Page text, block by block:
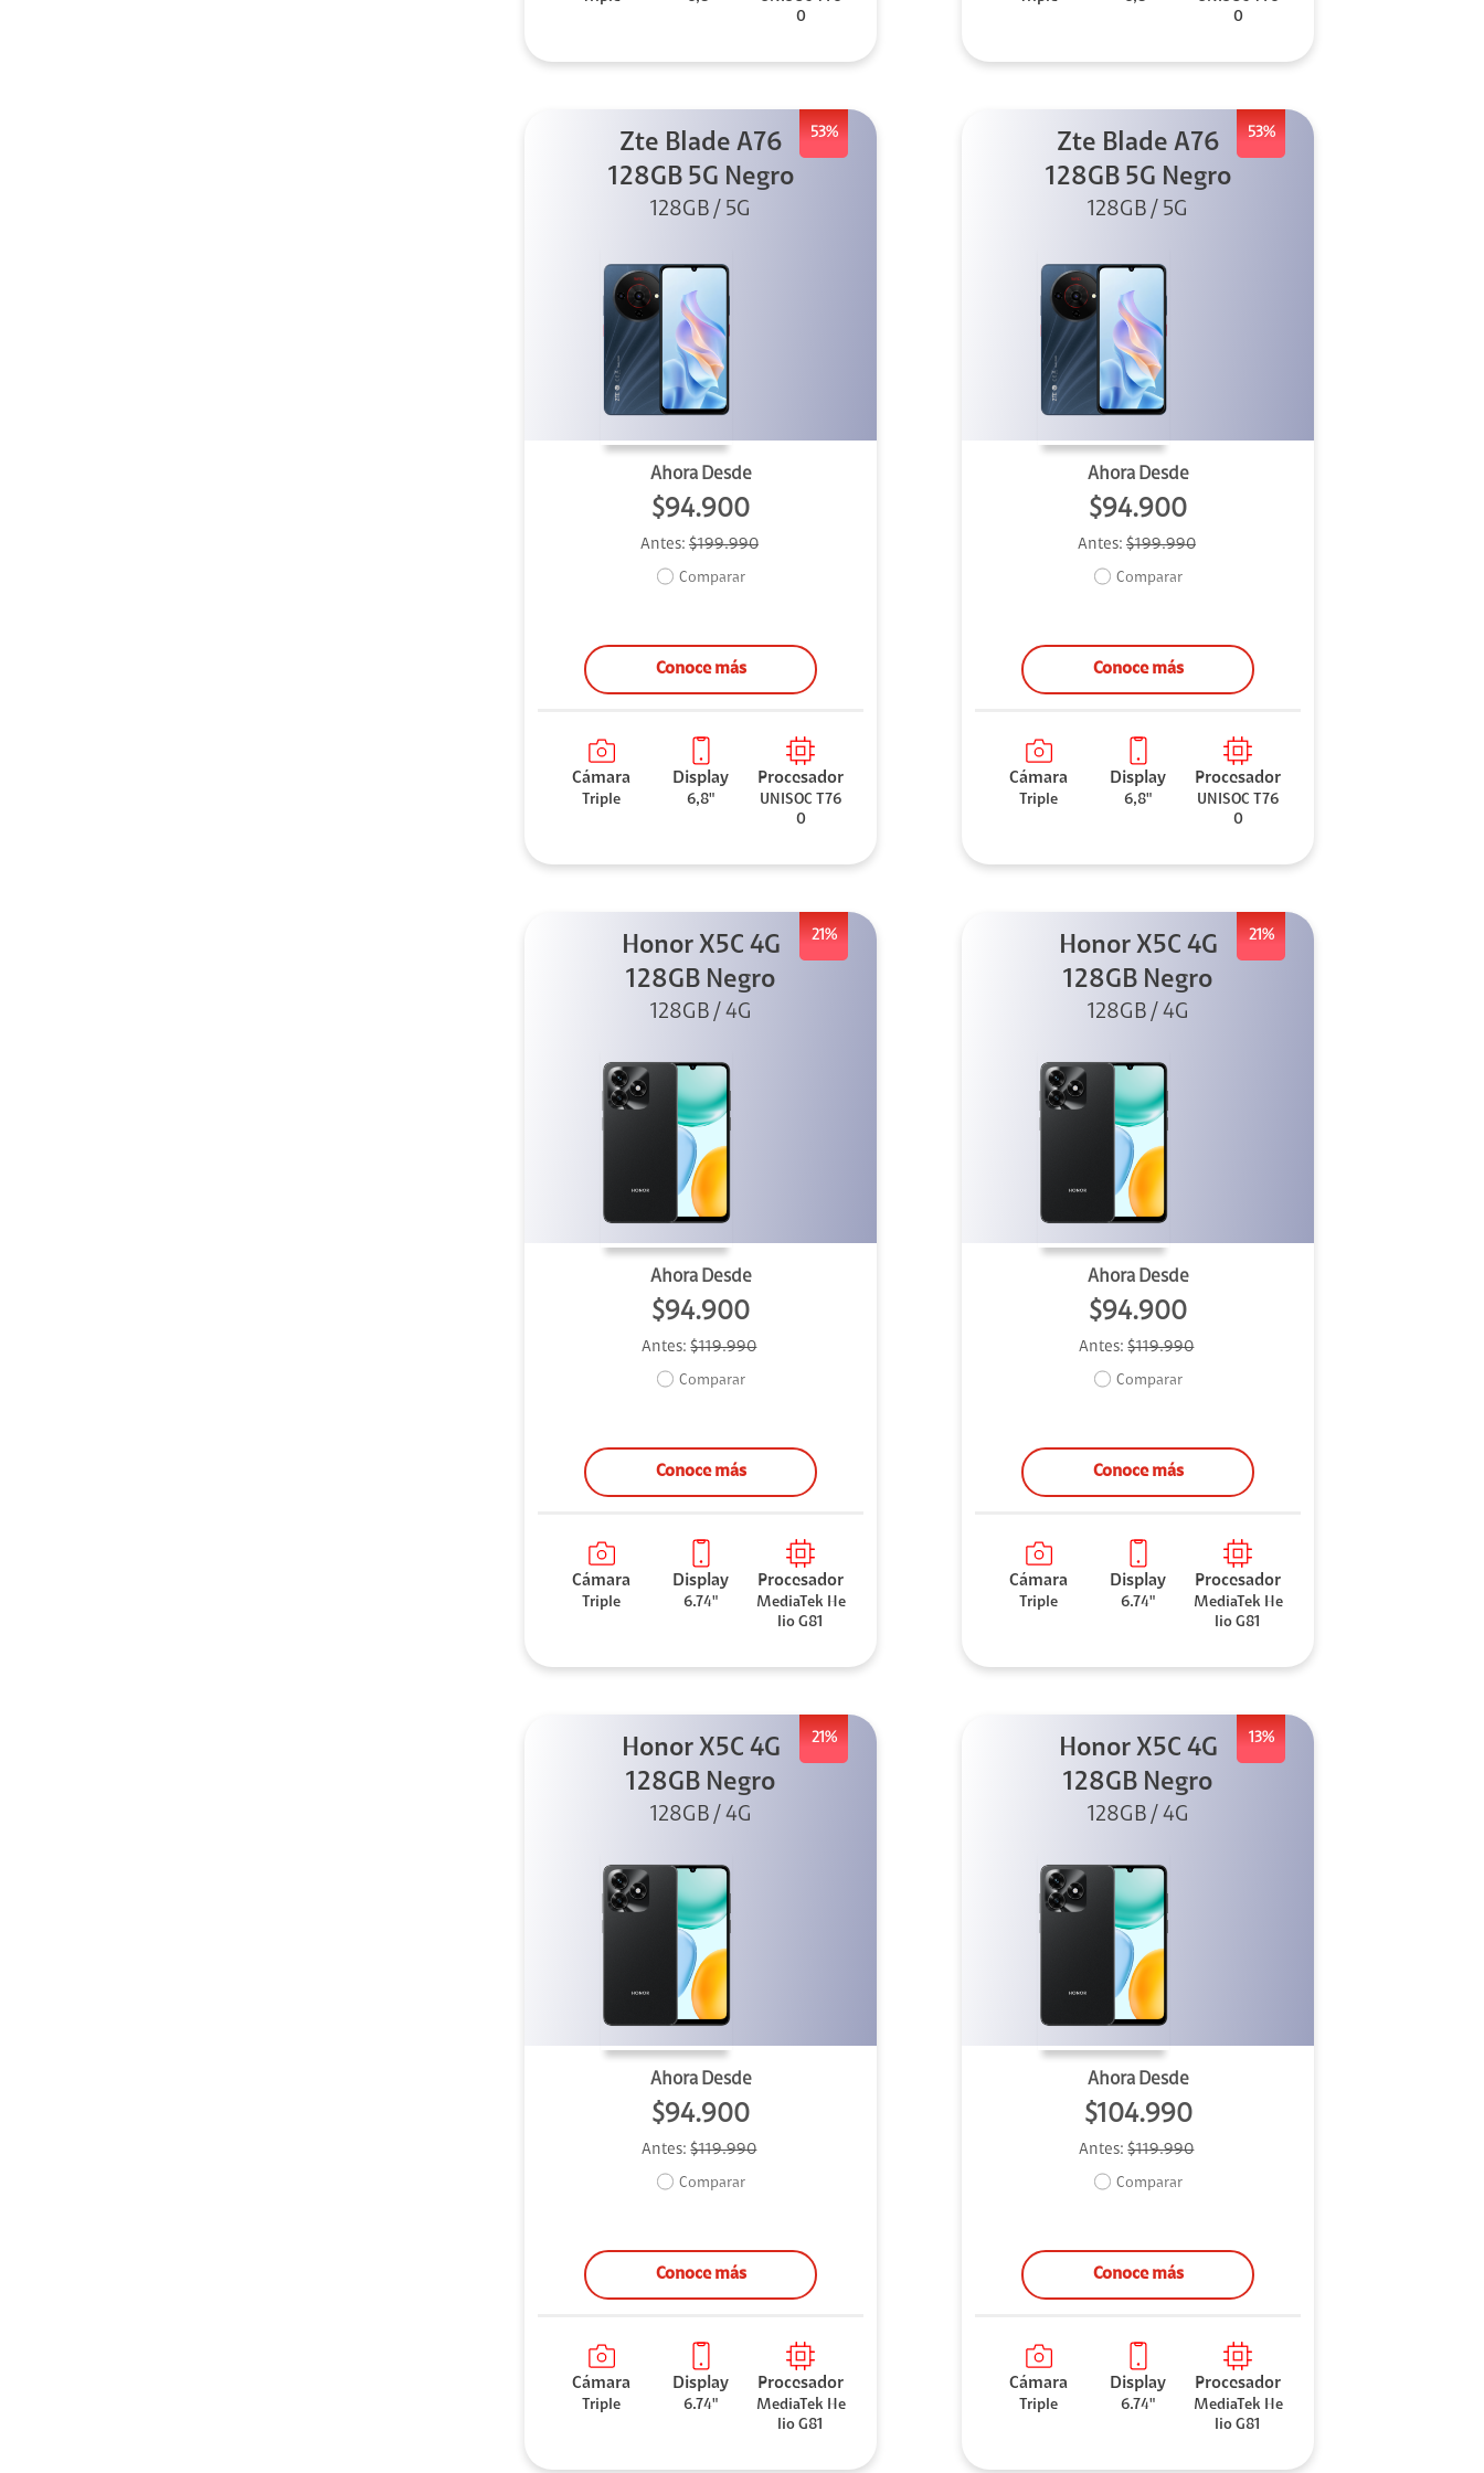
0
0
53%
Zte Blade A76
128GB 5G Negro
128GB / 5G
Ahora Desde
$94.900
Antes: $199.990
Comparar
Conoce más
Cámara
Triple
Display
6,8"
Procesador
UNISOC T76
0
53%
Zte Blade A76
128GB 5G Negro
128GB / 5G
Ahora Desde
$94.900
Antes: $199.990
Comparar
Conoce más
Cámara
Triple
Display
6,8"
Procesador
UNISOC T76
0
21%
Honor X5C 4G
128GB Negro
128GB / 4G
Ahora Desde
$94.900
Antes:$119.990
Comparar
Conoce más
Cámara
Triple
Display
6.74"
Procesador
MediaTek He
lio G81
21%
Honor X5C 4G
128GB Negro
128GB / 4G
Ahora Desde
$94.900
Antes:$119.990
Comparar
Conoce más
Cámara
Triple
Display
6.74"
Procesador
MediaTek He
lio G81
21%
Honor X5C 4G
128GB Negro
128GB / 4G
Ahora Desde
$94.900
Antes:$119.990
Comparar
Conoce más
Cámara
Triple
Display
6.74"
Procesador
MediaTek He
lio G81
13%
Honor X5C 4G
128GB Negro
128GB / 4G
Ahora Desde
$104.990
Antes:$119.990
Comparar
Conoce más
Cámara
Triple
Display
6.74"
Procesador
MediaTek He
lio G81